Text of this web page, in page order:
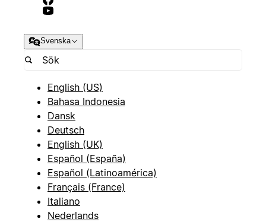
Svenska
English (US)
Bahasa Indonesia
Dansk
Deutsch
English (UK)
Español (España)
Español (Latinoamérica)
Français (France)
Italiano
Nederlands